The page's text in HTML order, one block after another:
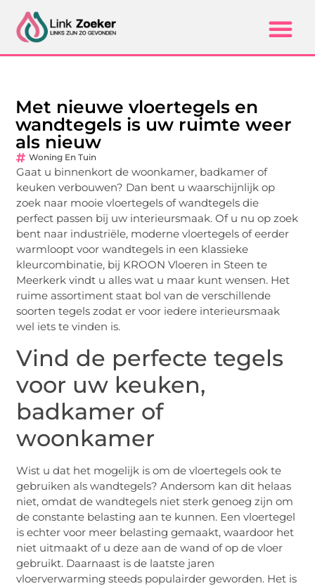
Met nieuwe vloertegels en
wandtegels is uw ruimte weer
als nieuw
Woning En Tuin
Gaat u binnenkort de woonkamer, badkamer of
keuken verbouwen? Dan bent u waarschijnlijk op
zoek naar mooie vloertegels of wandtegels die
perfect passen bij uw interieursmaak. Of u nu op zoek
bent naar industriële, moderne vloertegels of eerder
warmloopt voor wandtegels in een klassieke
kleurcombinatie, bij KROON Vloeren in Steen te
Meerkerk vindt u alles wat u maar kunt wensen. Het
ruime assortiment staat bol van de verschillende
soorten tegels zodat er voor iedere interieursmaak
wel iets te vinden is.
Vind de perfecte tegels
voor uw keuken,
badkamer of
woonkamer
Wist u dat het mogelijk is om de vloertegels ook te
gebruiken als wandtegels? Andersom kan dit helaas
niet, omdat de wandtegels niet sterk genoeg zijn om
de constante belasting aan te kunnen. Een vloertegel
is echter voor meer belasting gemaakt, waardoor het
niet uitmaakt of u deze aan de wand of op de vloer
gebruikt. Daarnaast is de laatste jaren
vloerverwarming steeds populairder geworden. Het is